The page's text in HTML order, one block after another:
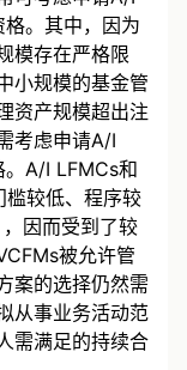
。其中，因为
模存在严格限
小规模的基金管
资产规模超出注
考虑申请A/I
。A/I LFMCs和
槛较低、程序较
因而受到了较
被允许管
案的选择仍然需
从事业务活动范
需满足的持续合